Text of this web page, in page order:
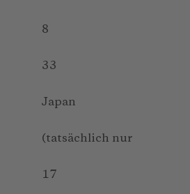
8
33
Japan
(tatsächlich nur
17